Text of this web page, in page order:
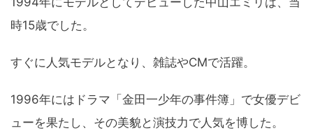
時15歳でした。
すぐに人気モデルとなり、雑誌やCMで活躍。
1996年にはドラマ「金田一少年の事件簿」で女優デビ
ューを果たし、その美貌と演技力で人気を博した。